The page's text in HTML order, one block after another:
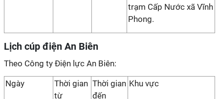
trạm Cấp Nước xã Vĩnh
Phong.
Lịch cúp điện An Biên
Theo Công ty Điện lực An Biên:
Ngày
Thời gian
từ
Thời gian
đến
Khu vực